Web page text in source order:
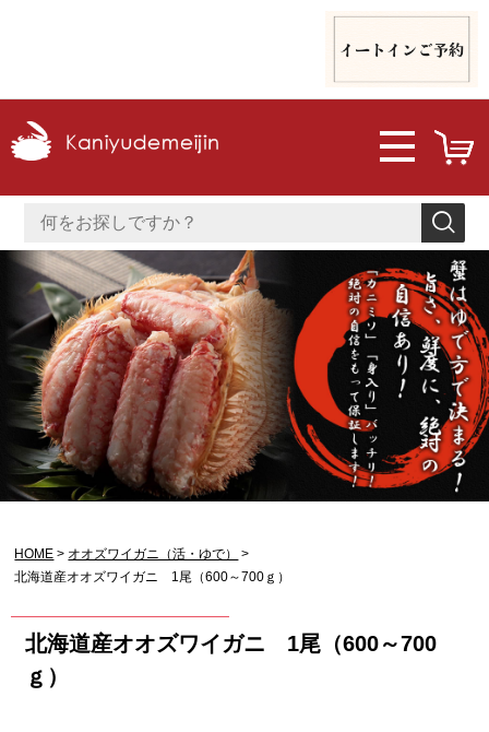
HOME
オオズワイガニ（活・ゆで）
北海道産オオズワイガニ 1尾（600～700ｇ）
北海道産オオズワイガニ 1尾（600～700
ｇ）